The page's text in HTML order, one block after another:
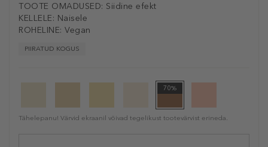
TOOTE OMADUSED: Siidine efekt
KELLELE: Naisele
ROHELINE: Vegan
PIIRATUD KOGUS
70%
Tähelepanu! Värvid ekraanil võivad tegelikust tootevärvist erineda.